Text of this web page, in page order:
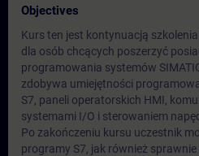
Objectives
Kurs ten jest kontynuacją
dla osób chcących poszerzyć
programowania systemów
zdobywa umiejętności
S7, paneli operatorskich HMI,
systemami I/O i sterowaniem
Po zakończeniu kursu uczestnik
programy S7, jak również